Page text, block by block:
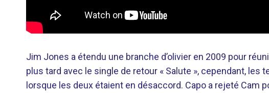
Jim Jones a étendu une branche d’olivier en 2009 pour
plus tard avec le single de retour « Salute », cependant, les
lorsque les deux étaient en désaccord. Capo a rejeté Cam